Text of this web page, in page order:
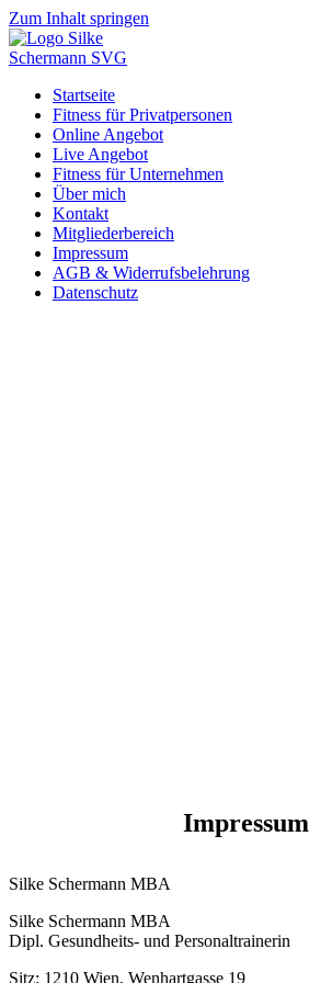
Zum Inhalt springen
Startseite
Fitness für Privatpersonen
Online Angebot
Live Angebot
Fitness für Unternehmen
Über mich
Kontakt
Mitgliederbereich
Impressum
AGB & Widerrufsbelehrung
Datenschutz
Impressum
Silke Schermann MBA
Silke Schermann MBA
Dipl. Gesundheits- und Personaltrainerin
Sitz: 1210 Wien, Wenhartgasse 19